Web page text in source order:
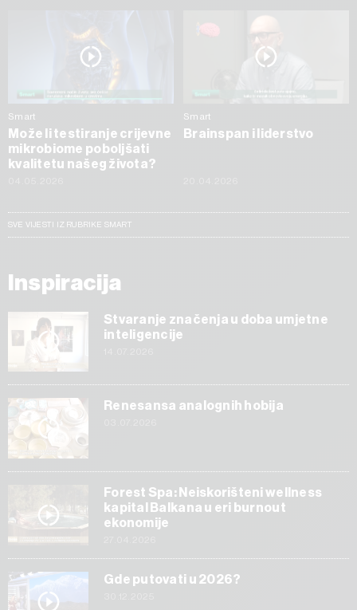
Smart
Može li testiranje crijevne
mikrobiome poboljšati
kvalitetu našeg života?
Smart
Brainspan i liderstvo
SVE VIJESTI IZ RUBRIKE SMART
Inspiracija
Stvaranje značenja u doba umjetne
inteligencije
Renesansa analognih hobija
Forest Spa: Neiskorišteni wellness
kapital Balkana u eri burnout
ekonomije
Gde putovati u 2026?